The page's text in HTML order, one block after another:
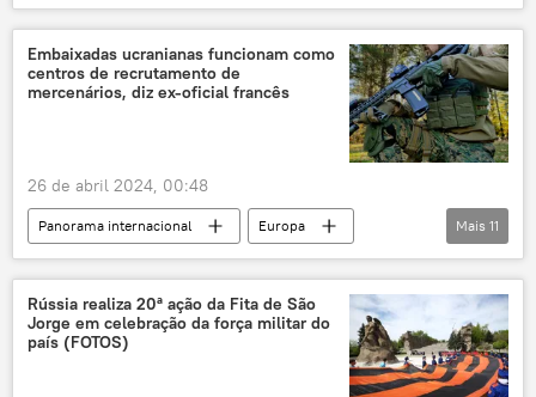
Rússia
Ocidente
BRICS
Rossiya Segodnya
Sputnik
China
Xinhua
Índia
África do Sul
Fórum Econômico Internacional de São Petersburgo (SPIEF)
SPIEF 2024
Embaixadas ucranianas funcionam como
centros de recrutamento de
mercenários, diz ex-oficial francês
26 de abril 2024, 00:48
Panorama internacional
Europa
Rússia
Emmanuel Macron
França
Sputnik
Forças Armadas da Ucrânia
Kiev
Paris
Embaixada
Mais 11
Rússia realiza 20ª ação da Fita de São
Jorge em celebração da força militar do
país (FOTOS)